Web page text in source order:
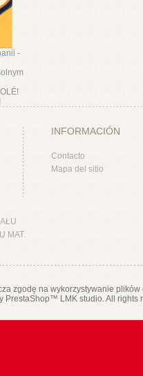
-
INFORMACIÓN
Contacto
Mapa del sitio
MAT.
zgodę na wykorzystywanie
PrestaShop™ LMK studio. All rights